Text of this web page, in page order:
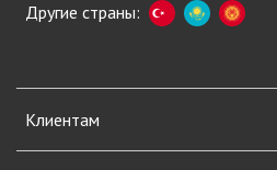
Клиентам
Другие страны: